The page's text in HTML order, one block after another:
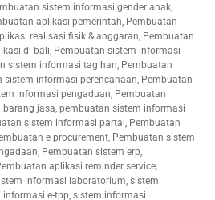
sistem informasi gender anak,
aplikasi pemerintah, Pembuatan
realisasi fisik & anggaran, Pembuatan
di bali, Pembuatan sistem informasi
sistem informasi tagihan, Pembuatan
sistem informasi perencanaan, Pembuatan
informasi pengaduan, Pembuatan
jasa, pembuatan sistem informasi
sistem informasi partai, Pembuatan
e procurement, Pembuatan sistem
Pembuatan sistem erp,
aplikasi reminder service,
informasi laboratorium, sistem
e-tpp, sistem informasi